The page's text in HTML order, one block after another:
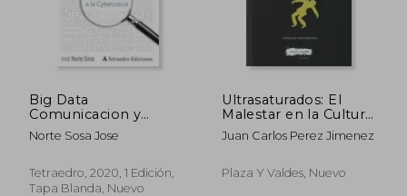
Big Data
Comunicacion y
Politica
Norte Sosa Jose
Tetraedro, 2020, 1 Edición,
Tapa Blanda, Nuevo
Ultrasaturados: El
Malestar en la Cultura
de las Pantallas
Juan Carlos Perez Jimenez
Plaza Y Valdes, Nuevo